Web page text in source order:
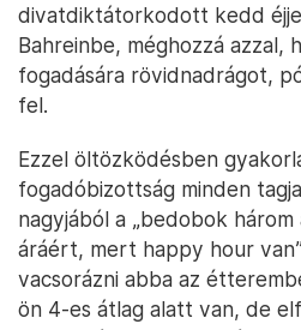
divatdiktátorkodott kedd
Bahreinbe, méghozzá azzal,
fogadására rövidnadrágot,
fel.
Ezzel öltözködésben
fogadóbizottság minden
nagyjából a „bedobok
áráért, mert happy hour
vacsorázni abba az
ön 4-es átlag alatt van, de